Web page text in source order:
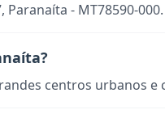
Paranaíta - MT78590-000.
centros urbanos e